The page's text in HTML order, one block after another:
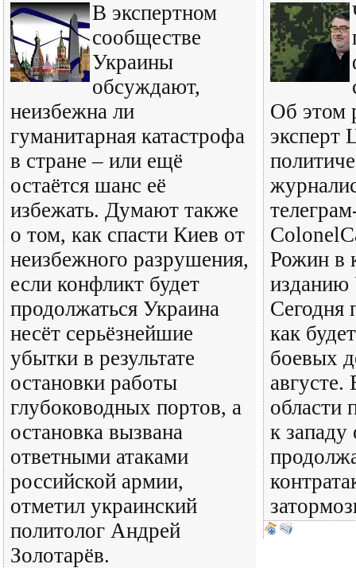
В экспертном
сообществе
Украины
обсуждают,
неизбежна ли
гуманитарная катастрофа
в стране – или ещё
остаётся шанс её
избежать. Думают также
о том, как спасти Киев от
неизбежного разрушения,
если конфликт будет
продолжаться Украина
несёт серьёзнейшие
убытки в результате
остановки работы
глубоководных портов, а
остановка вызвана
ответными атаками
российской армии,
отметил украинский
политолог Андрей
Золотарёв.
Об этом
эксперт
Рожин в
изданию
Сегодня
как
боевых
области
к